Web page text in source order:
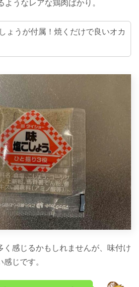
ようなレアな鶏肉ばかり。
ょうが付属！焼くだけで良いオカ
く感じるかもしれませんが、味付け
じです。